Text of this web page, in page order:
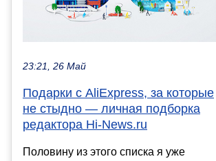
23:21, 26 Май
Подарки с AliExpress, за которые
не стыдно — личная подборка
редактора Hi-News.ru
Половину из этого списка я уже